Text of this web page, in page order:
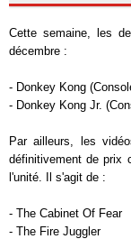
Cette semaine, les
décembre :
- Donkey Kong
- Donkey Kong Jr.
Par ailleurs, les
définitivement de prix
l'unité. Il s'agit de :
- The Cabinet Of Fear
- The Fire Juggler